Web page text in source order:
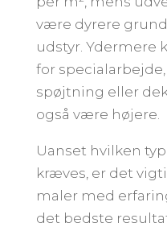
være dyrere
udstyr. Ydermere
for
spøjtning eller
også være højere.
Uanset hvilken
kræves, er det
maler med
det bedste